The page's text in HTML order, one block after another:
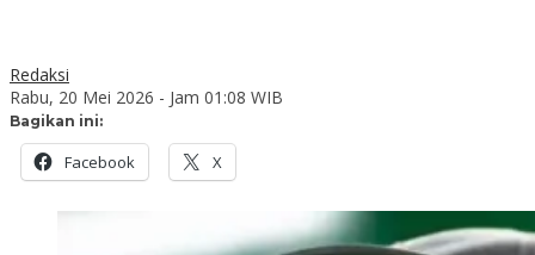
Redaksi
Rabu, 20 Mei 2026 - Jam 01:08 WIB
Bagikan ini:
Facebook X